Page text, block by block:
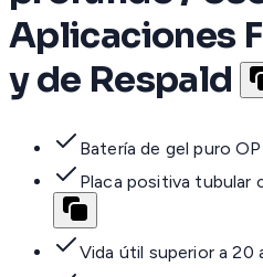
Aplicaciones
y de Respald
Batería de gel puro
Placa positiva tubular
Vida útil superior a